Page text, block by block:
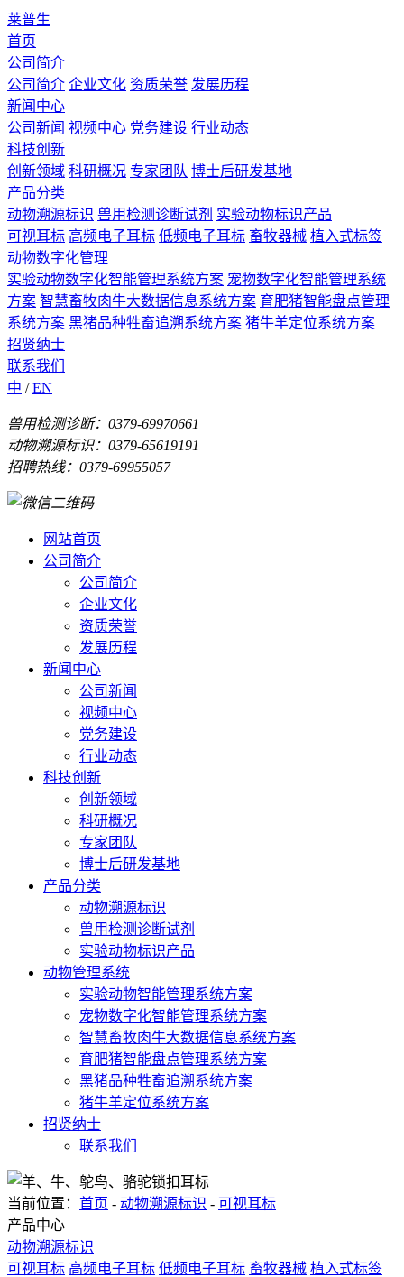
莱普生
首页
公司简介
公司简介 企业文化 资质荣誉 发展历程
新闻中心
公司新闻 视频中心 党务建设 行业动态
科技创新
创新领域 科研概况 专家团队 博士后研发基地
产品分类
动物溯源标识 兽用检测诊断试剂 实验动物标识产品
可视耳标 高频电子耳标 低频电子耳标 畜牧器械 植入式标签
动物数字化管理
实验动物数字化智能管理系统方案 宠物数字化智能管理系统
方案 智慧畜牧肉牛大数据信息系统方案 育肥猪智能盘点管理
系统方案 黑猪品种牲畜追溯系统方案 猪牛羊定位系统方案
招贤纳士
联系我们
中 /EN
兽用检测诊断：0379-69970661
动物溯源标识：0379-65619191
招聘热线：0379-69955057
网站首页
公司简介
公司简介
企业文化
资质荣誉
发展历程
新闻中心
公司新闻
视频中心
党务建设
行业动态
科技创新
创新领域
科研概况
专家团队
博士后研发基地
产品分类
动物溯源标识
兽用检测诊断试剂
实验动物标识产品
动物管理系统
实验动物智能管理系统方案
宠物数字化智能管理系统方案
智慧畜牧肉牛大数据信息系统方案
育肥猪智能盘点管理系统方案
黑猪品种牲畜追溯系统方案
猪牛羊定位系统方案
招贤纳士
联系我们
当前位置： 首页 - 动物溯源标识 - 可视耳标
产品中心
动物溯源标识
可视耳标 高频电子耳标 低频电子耳标 畜牧器械 植入式标签